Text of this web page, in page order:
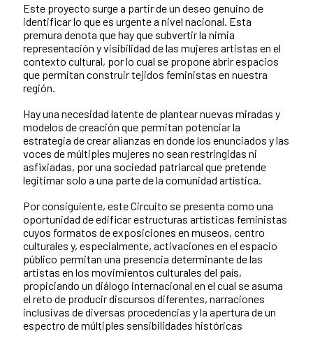
Este proyecto surge a partir de un deseo genuino de
identificar lo que es urgente a nivel nacional. Esta
premura denota que hay que subvertir la nimia
representación y visibilidad de las mujeres artistas en el
contexto cultural, por lo cual se propone abrir espacios
que permitan construir tejidos feministas en nuestra
región.
Hay una necesidad latente de plantear nuevas miradas y
modelos de creación que permitan potenciar la
estrategia de crear alianzas en donde los enunciados y las
voces de múltiples mujeres no sean restringidas ni
asfixiadas, por una sociedad patriarcal que pretende
legitimar solo a una parte de la comunidad artística.
Por consiguiente, este Circuito se presenta como una
oportunidad de edificar estructuras artísticas feministas
cuyos formatos de exposiciones en museos, centro
culturales y, especialmente, activaciones en el espacio
público permitan una presencia determinante de las
artistas en los movimientos culturales del país,
propiciando un diálogo internacional en el cual se asuma
el reto de producir discursos diferentes, narraciones
inclusivas de diversas procedencias y la apertura de un
espectro de múltiples sensibilidades históricas